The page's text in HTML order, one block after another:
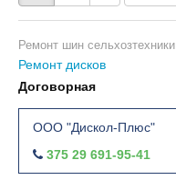
Ремонт шин сельхозтехники
Ремонт дисков
Договорная
ООО "Дискол-Плюс"
375 29 691-95-41